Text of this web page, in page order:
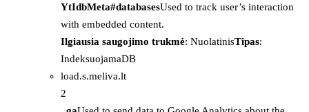
YtIdbMeta#databasesUsed to track user’s interaction
with embedded content.
Ilgiausia saugojimo trukmė: NuolatinisTipas:
IndeksuojamaDB
load.s.meliva.lt
2